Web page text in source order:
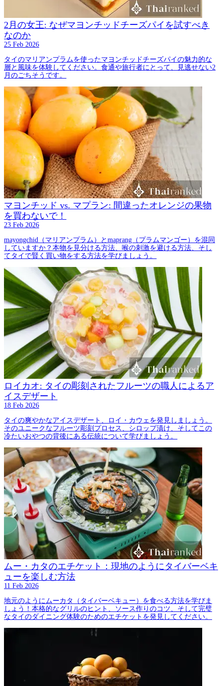
2月の女王: なぜマヨンチッドチーズパイを試すべき
なのか
25 Feb 2026
タイのマリアンプラムを使ったマヨンチッドチーズパイの魅力的な
層と風味を体験してください。食通や旅行者にとって、見逃せない2
月のごちそうです。
マヨンチッド vs. マプラン: 間違ったオレンジの果物
を買わないで！
23 Feb 2026
mayongchid（マリアンプラム）とmaprang（プラムマンゴー）を混同
していますか？本物を見分ける方法、喉の刺激を避ける方法、そし
てタイで賢く買い物をする方法を学びましょう。
ロイカオ: タイの彫刻されたフルーツの職人によるア
イスデザート
18 Feb 2026
タイの爽やかなアイスデザート、ロイ・カウェを発見しましょう。
そのユニークなフルーツ彫刻プロセス、シロップ漬け、そしてこの
冷たいおやつの背後にある伝統について学びましょう。
ムー・カタのエチケット：現地のようにタイバーベキ
ューを楽しむ方法
11 Feb 2026
地元のようにムーカタ（タイバーベキュー）を食べる方法を学びま
しょう！本格的なグリルのヒント、ソース作りのコツ、そして完璧
なタイのダイニング体験のためのエチケットを発見してください。